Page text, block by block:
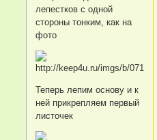
лепестков с одной
стороны тонким, как на
фото
Теперь лепим основу и к
ней прикрепляем первый
листочек